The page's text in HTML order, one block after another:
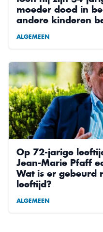
moeder dood in
andere kinderen
ALGEMEEN
Op 72-jarige
Jean-Marie Pfaff
Wat is er gebeurd
leeftijd?
ALGEMEEN